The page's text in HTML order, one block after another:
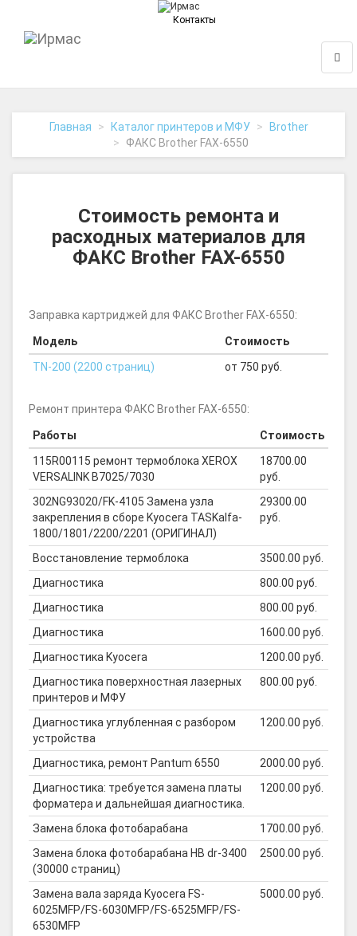
Контакты
Главная Каталог принтеров и МФУ
Brother
ФАКС Brother FAX-6550
Стоимость ремонта и
расходных материалов для
ФАКС Brother FAX-6550
Заправка картриджей для ФАКС Brother FAX-6550:
Модель
Стоимость
TN-200 (2200 страниц)
от 750 руб.
Ремонт принтера ФАКС Brother FAX-6550:
Работы
Стоимость
115R00115 ремонт термоблока XEROX
VERSALINK B7025/7030
18700.00
руб.
302NG93020/FK-4105 Замена узла
закрепления в сборе Kyocera TASKalfa-
1800/1801/2200/2201 (ОРИГИНАЛ)
29300.00
руб.
Восстановление термоблока
3500.00 руб.
Диагностика
800.00 руб.
Диагностика
800.00 руб.
Диагностика
1600.00 руб.
Диагностика Kyocera
1200.00 руб.
Диагностика поверхностная лазерных
принтеров и МФУ
800.00 руб.
Диагностика углубленная с разбором
устройства
1200.00 руб.
Диагностика, ремонт Pantum 6550
2000.00 руб.
Диагностика: требуется замена платы
форматера и дальнейшая диагностика.
1200.00 руб.
Замена блока фотобарабана
1700.00 руб.
Замена блока фотобарабана HB dr-3400
(30000 страниц)
2500.00 руб.
Замена вала заряда Kyocera FS-
6025MFP/FS-6030MFP/FS-6525MFP/FS-
6530MFP
5000.00 руб.